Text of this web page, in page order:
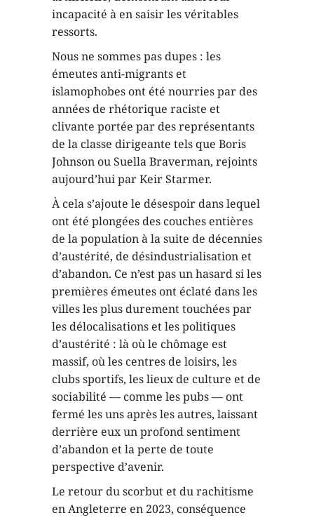
incapacité à en saisir les véritables
ressorts.
Nous ne sommes pas dupes : les
émeutes anti-migrants et
islamophobes ont été nourries par des
années de rhétorique raciste et
clivante portée par des représentants
de la classe dirigeante tels que Boris
Johnson ou Suella Braverman, rejoints
aujourd’hui par Keir Starmer.
À cela s’ajoute le désespoir dans lequel
ont été plongées des couches entières
de la population à la suite de décennies
d’austérité, de désindustrialisation et
d’abandon. Ce n’est pas un hasard si les
premières émeutes ont éclaté dans les
villes les plus durement touchées par
les délocalisations et les politiques
d’austérité : là où le chômage est
massif, où les centres de loisirs, les
clubs sportifs, les lieux de culture et de
sociabilité — comme les pubs — ont
fermé les uns après les autres, laissant
derrière eux un profond sentiment
d’abandon et la perte de toute
perspective d’avenir.
Le retour du scorbut et du rachitisme
en Angleterre en 2023, conséquence